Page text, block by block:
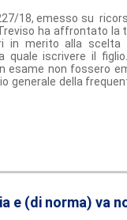
18, emesso su
ha affrontato la
in merito alla scelta
quale iscrivere il
esame non fossero
generale della
e (di norma) va